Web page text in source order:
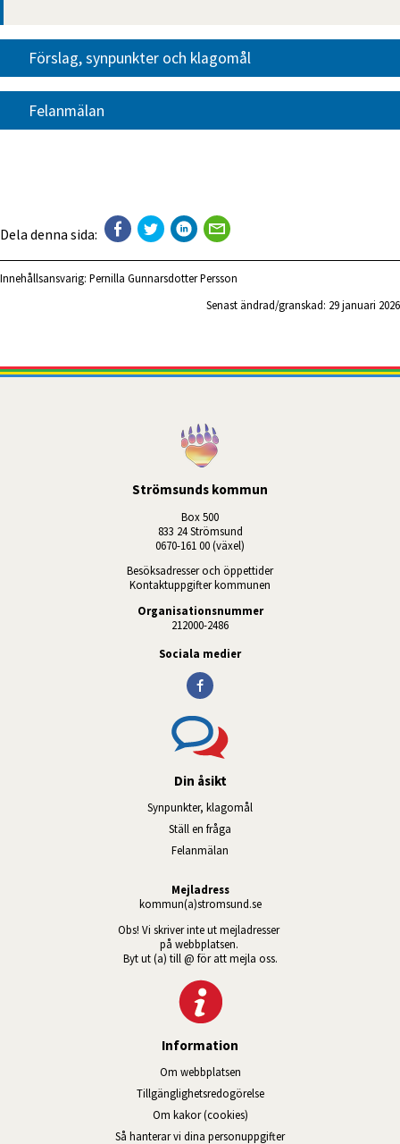
Förslag, synpunkter och klagomål
Felanmälan
Dela denna sida:
Innehållsansvarig: Pernilla Gunnarsdotter Persson
Senast ändrad/granskad: 29 januari 2026
Strömsunds kommun
Box 500
833 24 Strömsund
0670-161 00 (växel)
Besöksadresser och öppettider
Kontaktuppgifter kommunen
Organisationsnummer
212000-2486
Sociala medier
Din åsikt
Synpunkter, klagomål
Ställ en fråga
Felanmälan
Mejladress
kommun(a)stromsund.se
Obs! Vi skriver inte ut mejladresser
på webbplatsen.
Byt ut (a) till @ för att mejla oss.
Information
Om webbplatsen
Tillgänglig­hets­redo­görelse
Om kakor (cookies)
Så hanterar vi dina personuppgifter